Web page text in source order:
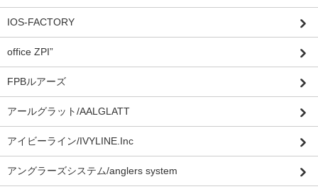
IOS-FACTORY
office ZPI”
FPBルアーズ
アールグラット/AALGLATT
アイビーライン/IVYLINE.Inc
アングラーズシステム/anglers system